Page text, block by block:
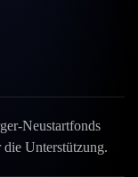
Neustartfonds
Unterstützung.